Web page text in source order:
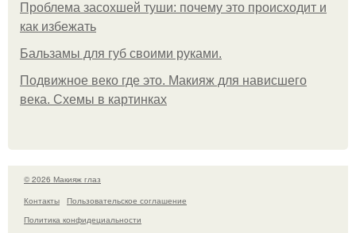
Проблема засохшей туши: почему это происходит и
как избежать
Бальзамы для губ своими руками.
Подвижное веко где это. Макияж для нависшего
века. Схемы в картинках
© 2026 Макияж глаз
Контакты
Пользовательское соглашение
Политика конфидециальности